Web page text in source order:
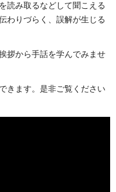
読み取るなどして聞こえる
わりづらく、誤解が生じる
拶から手話を学んでみませ
きます。是非ご覧ください